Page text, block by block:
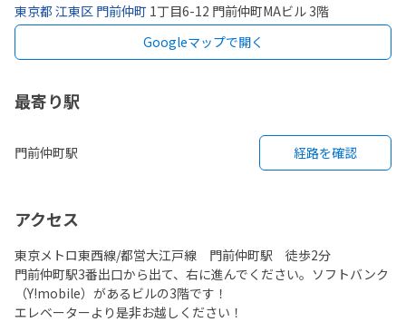
東京都 江東区 門前仲町 1丁目6-12 門前仲町MAビル 3階
Googleマップで開く
最寄り駅
門前仲町駅 経路を確認
アクセス
東京メトロ東西線/都営大江戸線 門前仲町駅 徒歩2分
門前仲町駅3番出口から出て、右に進んでください。ソフトバンク
（Y!mobile）があるビルの3階です！
エレベーターより是非お越しください！